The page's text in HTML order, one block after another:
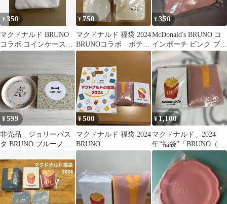
¥350
マクドナルド BRUNO
コラボ コインケース
2024福袋
¥750
マクドナルド 福袋 2024
BRUNOコラボ ポテト
加湿器 匿名配送
¥350
McDonald's BRUNO コ
インポーチ ピンク ブル
ーノ 福袋
¥599
非売品 ジョリーパス
タ BRUNO ブルーノ
ト 皿
¥500
マクドナルド 福袋 2024
BRUNO
¥1,100
マクドナルド、2024
年“福袋”「BRUNO（ブ
ルーノ）」ピンク